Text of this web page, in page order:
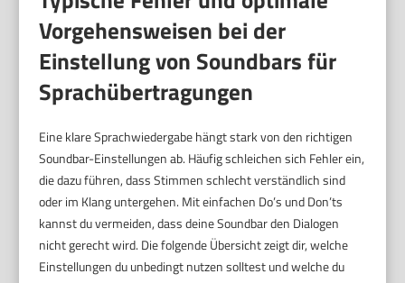
Vorgehensweisen bei der
Einstellung von Soundbars für
Sprachübertragungen
Eine klare Sprachwiedergabe hängt stark von den richtigen
Soundbar-Einstellungen ab. Häufig schleichen sich Fehler ein,
die dazu führen, dass Stimmen schlecht verständlich sind
oder im Klang untergehen. Mit einfachen Do’s und Don’ts
kannst du vermeiden, dass deine Soundbar den Dialogen
nicht gerecht wird. Die folgende Übersicht zeigt dir, welche
Einstellungen du unbedingt nutzen solltest und welche du